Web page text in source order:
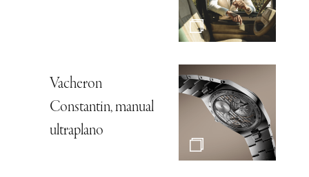
Vacheron
Constantin, manual
ultraplano